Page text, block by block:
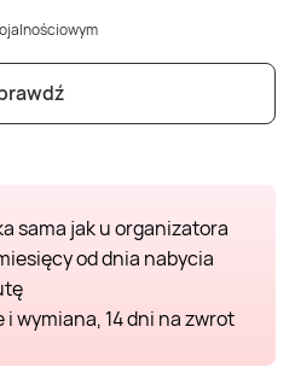
sama jak u organizatora
od dnia nabycia
i wymiana, 14 dni na zwrot